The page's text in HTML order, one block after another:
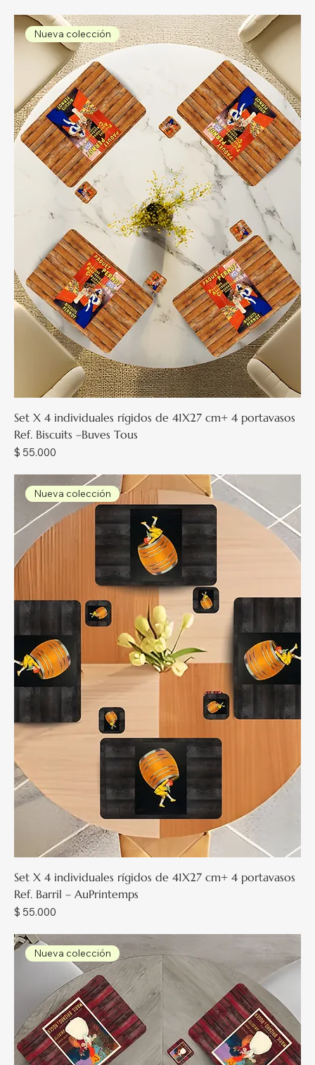
Nueva colección
Set X 4 individuales rígidos de 41X27 cm+ 4 portavasos
Ref. Biscuits –Buves Tous
Precio
$ 55.000
Nueva colección
Set X 4 individuales rígidos de 41X27 cm+ 4 portavasos
Ref. Barril – AuPrintemps
Precio
$ 55.000
Nueva colección